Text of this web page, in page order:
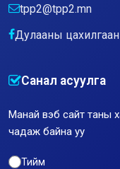
tpp2@tpp2.mn
Дулааны
Санал асуулга
Манай вэб сайт таны
чадаж байна уу
Тийм